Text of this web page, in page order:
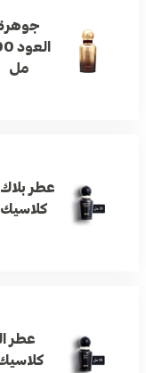
مل
عطر
كلاسيك 15 مل
عطر
كلاسيك 15